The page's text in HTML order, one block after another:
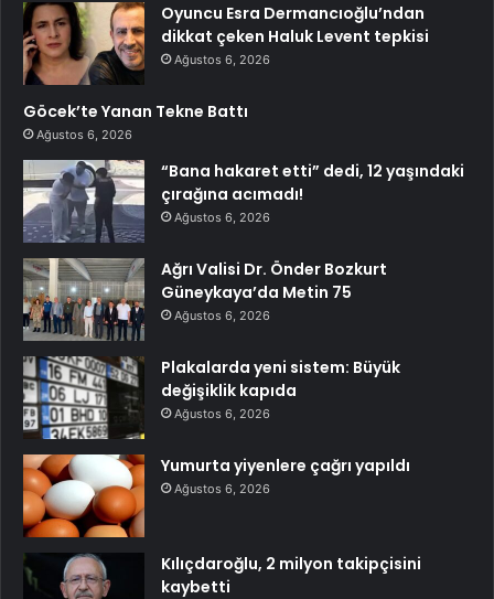
Oyuncu Esra Dermancıoğlu’ndan
dikkat çeken Haluk Levent tepkisi
Ağustos 6, 2026
Göcek’te Yanan Tekne Battı
Ağustos 6, 2026
“Bana hakaret etti” dedi, 12 yaşındaki
çırağına acımadı!
Ağustos 6, 2026
Ağrı Valisi Dr. Önder Bozkurt
Güneykaya’da Metin 75
Ağustos 6, 2026
Plakalarda yeni sistem: Büyük
değişiklik kapıda
Ağustos 6, 2026
Yumurta yiyenlere çağrı yapıldı
Ağustos 6, 2026
Kılıçdaroğlu, 2 milyon takipçisini
kaybetti